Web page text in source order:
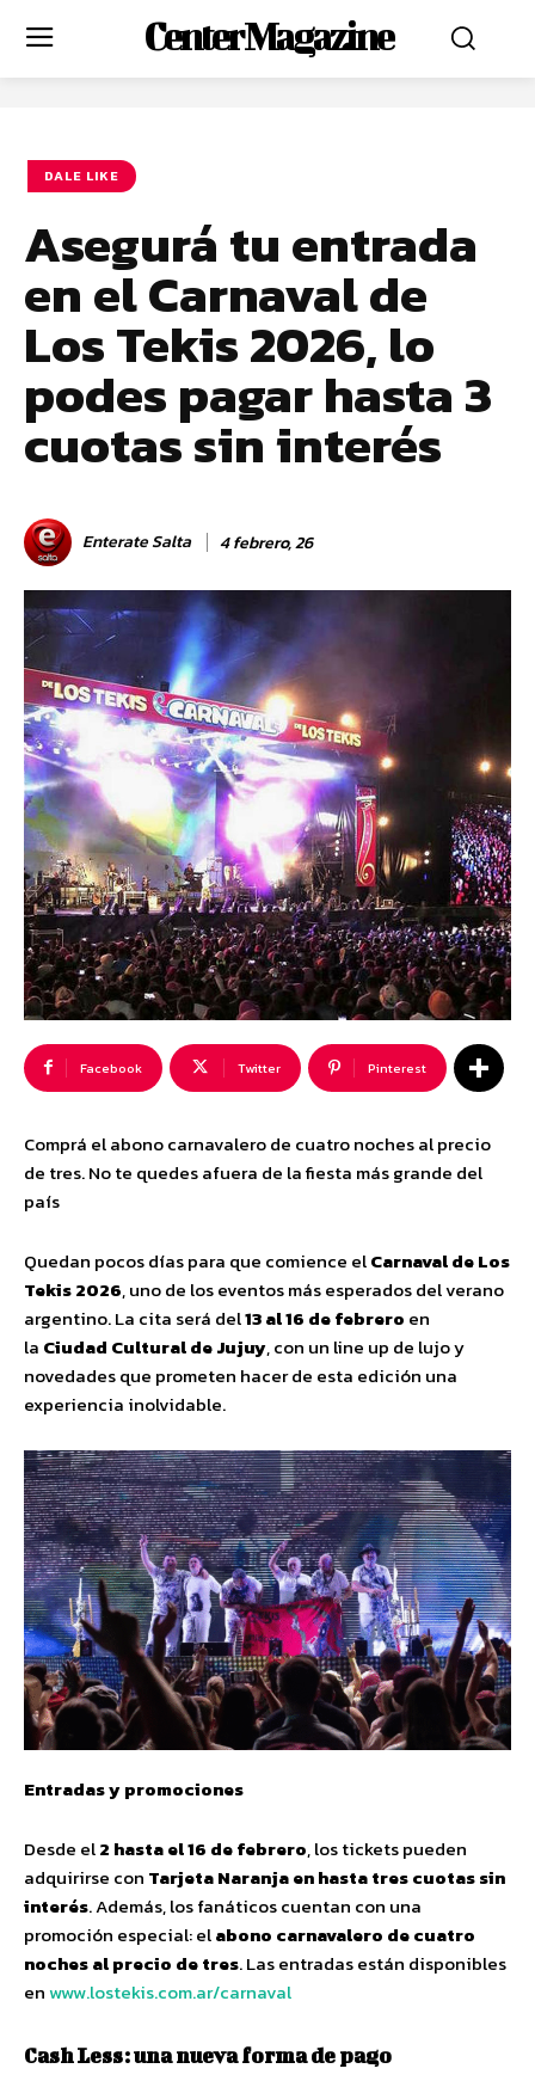
Center Magazine
DALE LIKE
Asegurá tu entrada
en el Carnaval de
Los Tekis 2026, lo
podes pagar hasta 3
cuotas sin interés
Enterate Salta 4 febrero, 26
Facebook Twitter Pinterest
Comprá el abono carnavalero de cuatro noches al precio
de tres. No te quedes afuera de la fiesta más grande del
país
Quedan pocos días para que comience elCarnaval de Los
Tekis 2026, uno de los eventos más esperados del verano
argentino. La cita será del13 al 16 de febrero en
la Ciudad Cultural de Jujuy, con un line up de lujo y
novedades que prometen hacer de esta edición una
experiencia inolvidable.
Entradas y promociones
Desde el2 hasta el 16 de febrero, los tickets pueden
adquirirse con Tarjeta Naranja en hasta tres cuotas sin
interés. Además, los fanáticos cuentan con una
promoción especial: elabono carnavalero de cuatro
noches al precio de tres. Las entradas están disponibles
enwww.lostekis.com.ar/carnaval
Cash Less: una nueva forma de pago